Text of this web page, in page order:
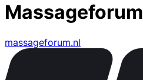
Massageforum
massageforum.nl